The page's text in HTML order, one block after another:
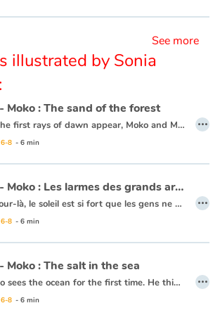
book is available in French:01 - Moko : Les monts de la terre ronde
See more
illustrated by Sonia
Moko : The sand of the forest
As the first rays of dawn appear, Moko and Mei-Li head off to the forest to pick some plants that can’t be found anywhere else. Moko is following Mei-Li’s lead as she knows what to do. She picks a leaf and lets it float away, and Moko picks it up. All of a sudden, both his feet sink into the sand and he can’t get free. He calls out for help. Some fishermen come to his rescue and one of them throws him a line and they pull him to safety. Moko and Mei-Li head back towards the village thinking that the forest is jealous and possessive, since it clearly wanted to keep every leaf and every plant for itself.
book is available in French:23 - Moko : Le sable de la forêt
8 - 6 min
…
25 - Moko : Les larmes des grands arbres
Ce jour-là, le soleil est si fort que les gens ne quittent pas leur maison. Moko et Meï-Li se reposent à l’ombre d’un grand arbre. Meï-Li se demande si Moko va repartir, elle pleure et s’en va. Moko tente de la retrouver dans la forêt. Des gouttes d’eau ruissèlent des arbres comme des perles de pluie. La nuit tombe et Moko ne voit plus rien, il s’arrête pour attendre que le jour se lève. Au matin, Meï-Li est là, elle a dans ses mains une pierre transparente. Elle sourit car elle se dit que Moko tient à elle puisqu’il a fait tout ce chemin pour la retrouver. Elle lui offre la pierre pour qu’il ne l’oublie jamais. Moko s’aperçoit que la pluie des grands arbres s’est arrêtée. Il pense alors que la forêt a arrêté de pleurer car Meï-Li est consolée. Ils rentrent au village et se promettent que tout ce qu’ils découvriront dans ce monde, ils reviendront se le dire un jour.
est disponible en anglais :25 - Moko : Tears from tall trees
8 - 6 min
…
Moko : The salt in the sea
Moko sees the ocean for the first time. He thinks it is a huge river or lake, but when he tastes the water, he notices that it is salty. He wonders what sorcerer would have played such a trick. Back in his village, he asks an old wise man to cast a spell on the village’s river so that the drinking water never becomes salty. The wise man reassures him that this is not necessary, the water will never be salty and Moko is grateful that someone has already thought of protecting the village’s river.
8 - 6 min
…